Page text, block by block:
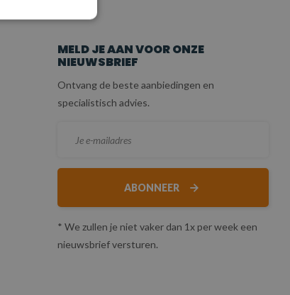
MELD JE AAN VOOR ONZE
NIEUWSBRIEF
Ontvang de beste aanbiedingen en
specialistisch advies.
ABONNEER
* We zullen je niet vaker dan 1x per week een
nieuwsbrief versturen.